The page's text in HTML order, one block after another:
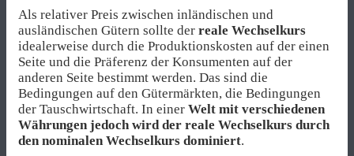
Als relativer Preis zwischen inländischen und
ausländischen Gütern sollte der reale Wechselkurs
idealerweise durch die Produktionskosten auf der einen
Seite und die Präferenz der Konsumenten auf der
anderen Seite bestimmt werden. Das sind die
Bedingungen auf den Gütermärkten, die Bedingungen
der Tauschwirtschaft. In einer Welt mit verschiedenen
Währungen jedoch wird der reale Wechselkurs durch
den nominalen Wechselkurs dominiert.